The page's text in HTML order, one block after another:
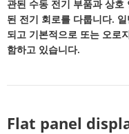
관된 수동 전기 부품과 상
된 전기 회로를 다룹니다.
되고 기본적으로 또는 오로
함하고 있습니다.
Flat panel